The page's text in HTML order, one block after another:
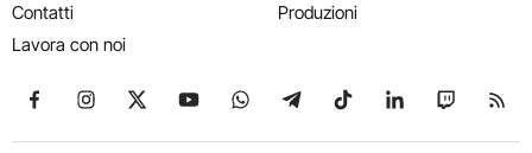
Contatti
Lavora con noi
Produzioni
Seguici su Facebook
Seguici su Instagram
Seguici su X
Seguici su YouTube
Seguici su WhatsApp
Seguici su Telegram
Seguici su TikTok
Seguici su
Seguici